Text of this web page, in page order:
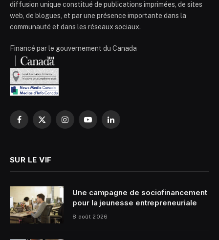
diffusion unique constitué de publications imprimées, de sites
web, de blogues, et par une présence importante dans la
communauté et dans les réseaux sociaux.
Financé par le gouvernement du Canada
Facebook
X
InstagramYouTubeLinkedIn
SUR LE VIF
Une campagne de sociofinancement
pour la jeunesse entrepreneuriale
8 août 2026